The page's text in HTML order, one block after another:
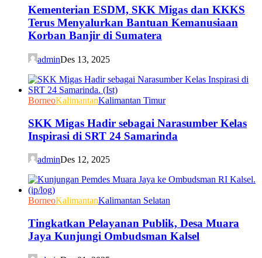
Kementerian ESDM, SKK Migas dan KKKS
Terus Menyalurkan Bantuan Kemanusiaan
Korban Banjir di Sumatera
adminDes 13, 2025
BorneoKalimantanKalimantan Timur
SKK Migas Hadir sebagai Narasumber Kelas
Inspirasi di SRT 24 Samarinda
adminDes 12, 2025
BorneoKalimantanKalimantan Selatan
Tingkatkan Pelayanan Publik, Desa Muara
Jaya Kunjungi Ombudsman Kalsel